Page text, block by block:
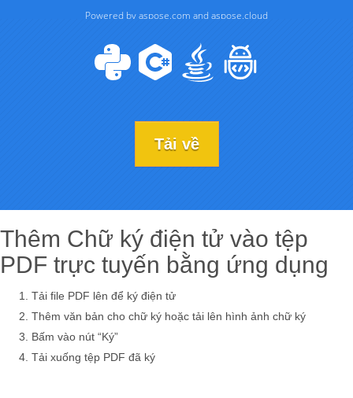
Tải về
Thêm Chữ ký điện tử vào tệp
PDF trực tuyến bằng ứng dụng
Tải file PDF lên để ký điện tử
Thêm văn bản cho chữ ký hoặc tải lên hình ảnh chữ ký
Bấm vào nút “Ký”
Tải xuống tệp PDF đã ký